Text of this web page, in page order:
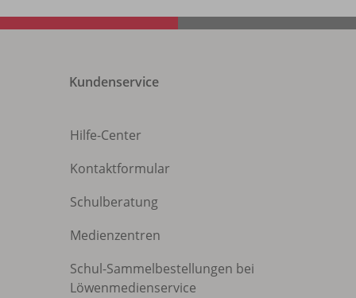
Kundenservice
Hilfe-Center
Kontaktformular
Schulberatung
Medienzentren
Schul-Sammelbestellungen bei
Löwenmedienservice